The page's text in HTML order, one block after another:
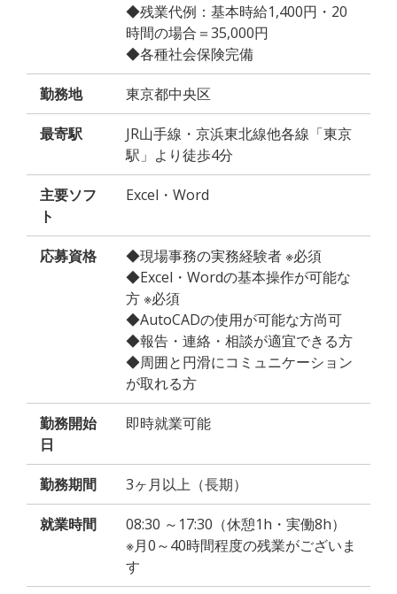
◆残業代例：基本時給1,400円・20
時間の場合＝35,000円
◆各種社会保険完備
勤務地 東京都中央区
最寄駅
JR山手線・京浜東北線他各線「東京
駅」より徒歩4分
主要ソフ
ト
Excel・Word
応募資格
◆現場事務の実務経験者 ※必須
◆Excel・Wordの基本操作が可能な
方 ※必須
◆AutoCADの使用が可能な方尚可
◆報告・連絡・相談が適宜できる方
◆周囲と円滑にコミュニケーション
が取れる方
勤務開始
日
即時就業可能
勤務期間 3ヶ月以上（長期）
就業時間
08:30 ～17:30（休憩1h・実働8h）
※月0～40時間程度の残業がございま
す